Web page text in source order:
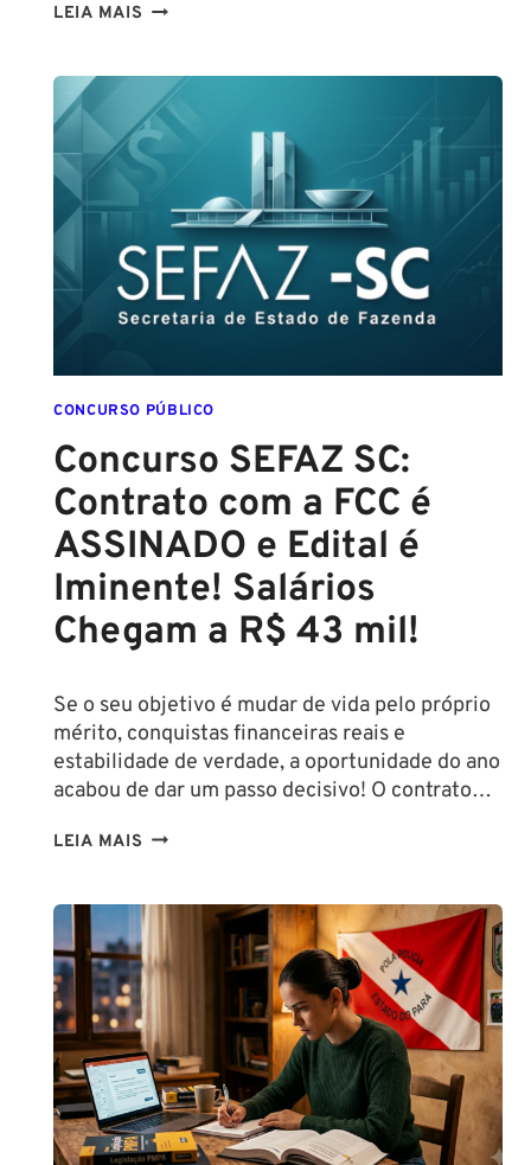
LEIA MAIS CONCURSO
SALVADOR
(GCM
SALVADOR):
CONFIRMADO
SETEMBRO!
CONCURSO PÚBLICO
Concurso SEFAZ SC:
Contrato com a FCC é
ASSINADO e Edital é
Iminente! Salários
Chegam a R$ 43 mil!
Se o seu objetivo é mudar de vida pelo próprio
mérito, conquistas financeiras reais e
estabilidade de verdade, a oportunidade do ano
acabou de dar um passo decisivo! O contrato…
LEIA MAIS CONCURSO
CONTRATO
COM
A
FCC
É
ASSINADO
E
EDITAL
É